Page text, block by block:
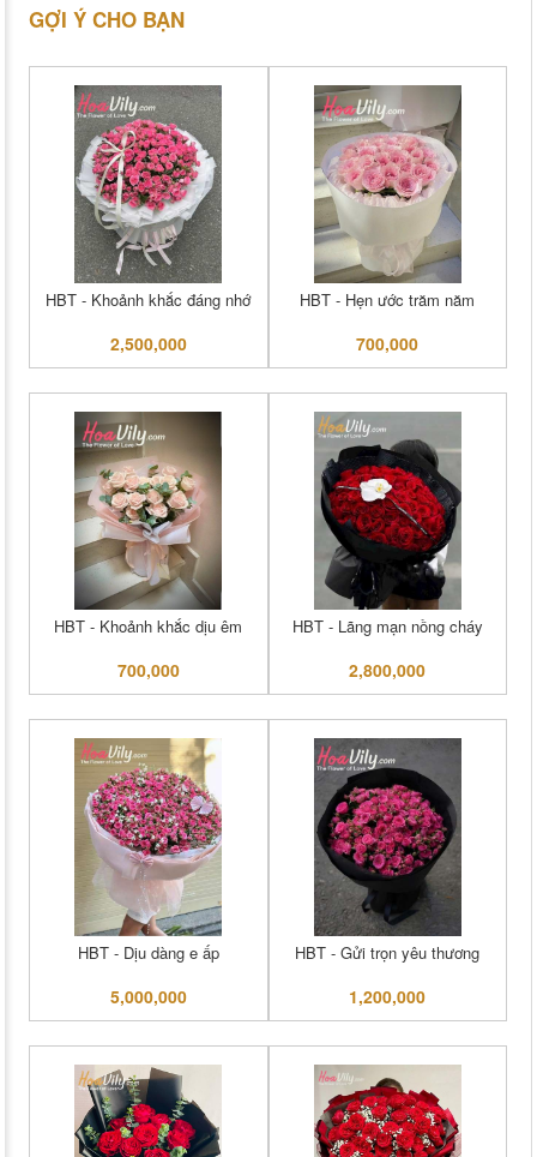
GỢI Ý CHO BẠN
HBT - Khoảnh khắc đáng nhớ
2,500,000
HBT - Hẹn ước trăm năm
700,000
HBT - Khoảnh khắc dịu êm
700,000
HBT - Lãng mạn nồng cháy
2,800,000
HBT - Dịu dàng e ấp
5,000,000
HBT - Gửi trọn yêu thương
1,200,000